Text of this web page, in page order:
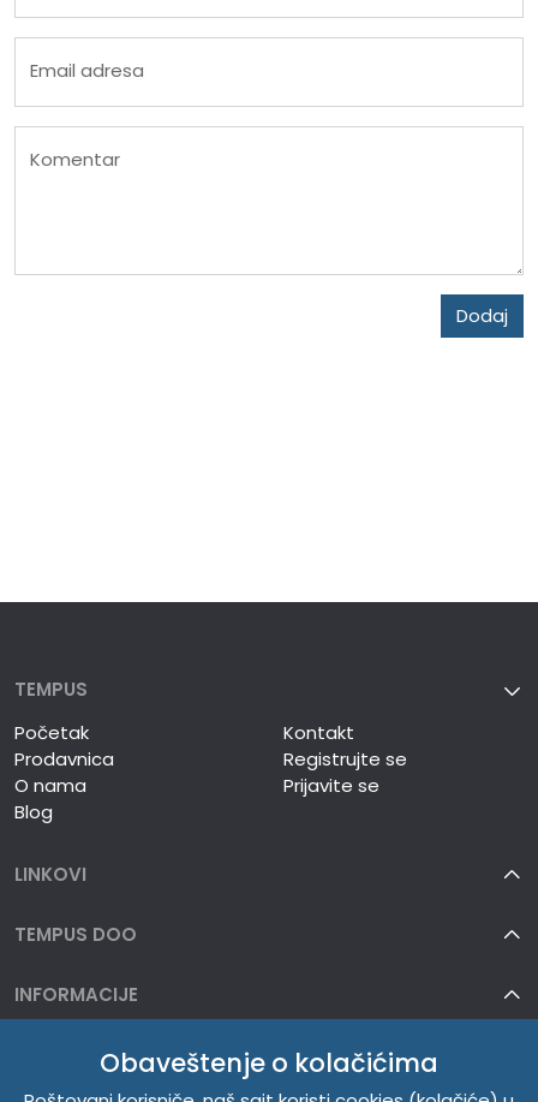
Email adresa
Komentar
Dodaj
TEMPUS
Početak
Prodavnica
O nama
Blog
Kontakt
Registrujte se
Prijavite se
LINKOVI
TEMPUS DOO
INFORMACIJE
Obaveštenje o kolačićima